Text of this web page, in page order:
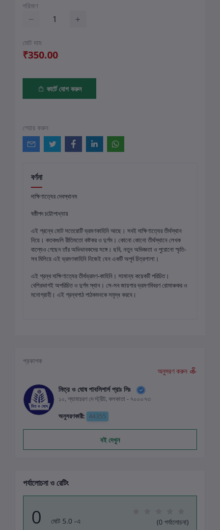
পরিমাণ
মোট দাম
₹350.00
কার্টে যোগ করুন
শেয়ার করুন
বর্ণনা
দাক্ষিণাত্যের দেবস্থানম
ষষ্ঠীপদ চট্টোপাধ্যায়
এই গ্রন্থে মোট সতেরোটি ভ্রমণকাহিনি আছে। সবই দাক্ষিণাত্যের তীর্থস্থান
নিয়ে। কতকগুলি রীতিমতো কষ্টকর ও দুর্গম। কোনো কোনো তীর্থস্থানে লেখক
বাল্যেও গেছেন তাঁর অভিভাবকদের সঙ্গে। ছবি, নতুন অভিজ্ঞতা ও পুরোনো স্মৃতি-
সব মিলিয়ে এই ভ্রমণকাহিনি নিজেই যেন একটি অপূর্ব চিত্রশালা।
এই গ্রন্থ দাক্ষিণাত্যের তীর্থভ্রমণ-কাহিনি। সামান্য কয়েকটি পরিচিত।
বেশিরভাগই অপরিচিত ও দুর্গম স্থান। সে-সব জায়গার ভ্রমণবিবরণ রোমাঞ্চকর ও
মনোগ্রাহী। এই গ্রন্থপাঠ পাঠকমনকে সমৃদ্ধ করবে।
প্রকাশক
অনুসরণ করুন
মিত্র ও ঘোষ পাবলিশার্স প্রাঃ লিঃ
১০, শ্যামাচরণ দে স্ট্রীট, কলকাতা - ৭০০০৭৩
অনুসরণকারী: 44355
বই দেখুন
পর্যালোচনা ও রেটিং
0 মোট 5.0 -এ (0 পর্যালোচনা)